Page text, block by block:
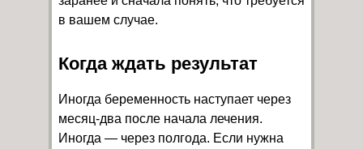
в вашем случае.
Когда ждать результат
Иногда беременность наступает через
месяц-два после начала лечения.
Иногда — через полгода. Если нужна